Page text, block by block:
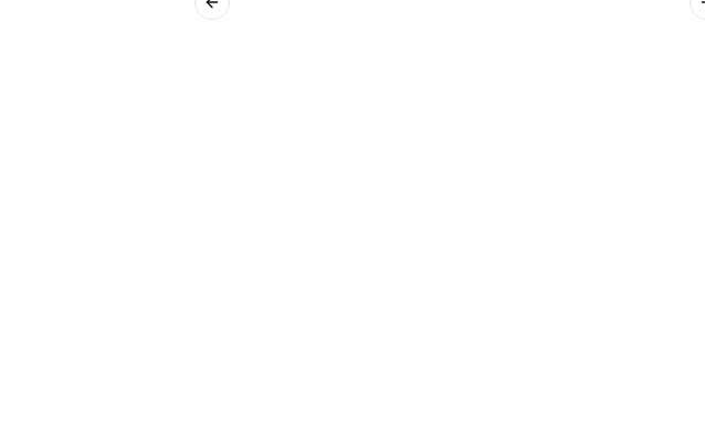
Previous slide